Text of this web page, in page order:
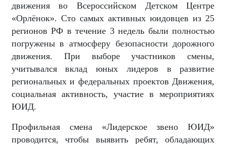
движения во Всероссийском Детском Центре
«Орлёнок». Сто самых активных юидовцев из 25
регионов РФ в течение 3 недель были полностью
погружены в атмосферу безопасности дорожного
движения. При выборе участников смены,
учитывался вклад юных лидеров в развитие
региональных и федеральных проектов Движения,
социальная активность, участие в мероприятиях
ЮИД.
Профильная смена «Лидерское звено ЮИД»
проводится, чтобы выявить ребят, обладающих